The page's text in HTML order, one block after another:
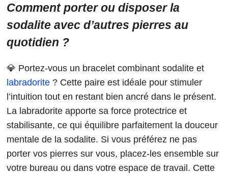
Comment porter ou disposer la
sodalite avec d’autres pierres au
quotidien ?
💎 Portez-vous un bracelet combinant sodalite et
labradorite ? Cette paire est idéale pour stimuler
l’intuition tout en restant bien ancré dans le présent.
La labradorite apporte sa force protectrice et
stabilisante, ce qui équilibre parfaitement la douceur
mentale de la sodalite. Si vous préférez ne pas
porter vos pierres sur vous, placez-les ensemble sur
votre bureau ou dans votre espace de travail. Cette